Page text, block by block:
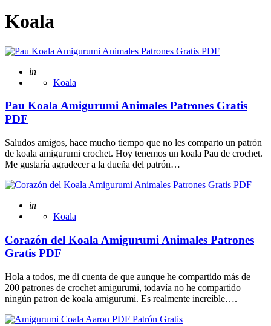
Koala
Posted
in
Koala
Pau Koala Amigurumi Animales Patrones Gratis
PDF
Saludos amigos, hace mucho tiempo que no les comparto un patrón
de koala amigurumi crochet. Hoy tenemos un koala Pau de crochet.
Me gustaría agradecer a la dueña del patrón…
Posted
in
Koala
Corazón del Koala Amigurumi Animales Patrones
Gratis PDF
Hola a todos, me di cuenta de que aunque he compartido más de
200 patrones de crochet amigurumi, todavía no he compartido
ningún patron de koala amigurumi. Es realmente increíble….